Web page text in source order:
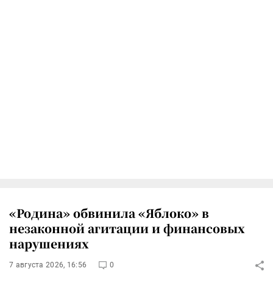
«Родина» обвинила «Яблоко» в
незаконной агитации и финансовых
нарушениях
7 августа 2026, 16:56 0